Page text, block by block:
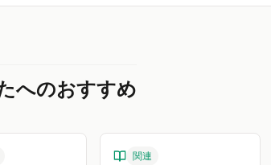
へのおすすめ
関連